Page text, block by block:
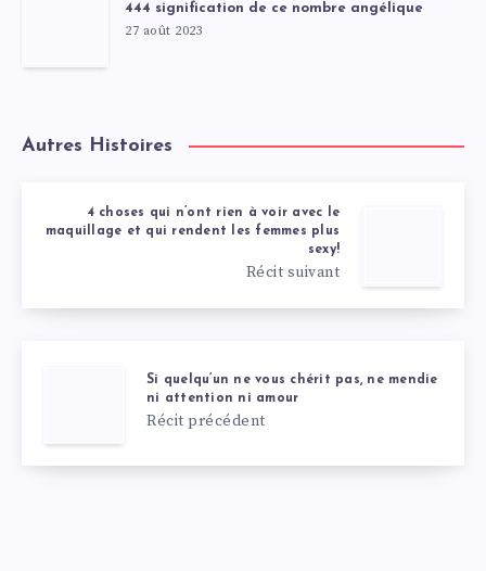
444 signification de ce nombre angélique
27 août 2023
Autres Histoires
4 choses qui n’ont rien à voir avec le
maquillage et qui rendent les femmes plus
sexy!
Récit suivant
Si quelqu’un ne vous chérit pas, ne mendie
ni attention ni amour
Récit précédent